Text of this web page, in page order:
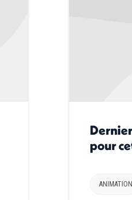
pour
ANIMATION